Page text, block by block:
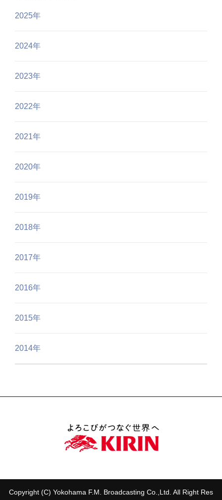
2025年
2024年
2023年
2022年
2021年
2020年
2019年
2018年
2017年
2016年
2015年
2014年
Copyright (C) Yokohama F.M. Broadcasting Co.,Ltd. All Right Res